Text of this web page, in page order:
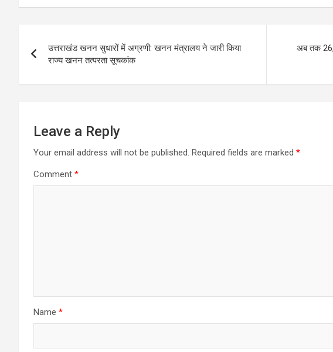
navigation
उत्तराखंड खनन सुधारों में अग्रणी: खनन मंत्रालय ने जारी किया
राज्य खनन तत्परता सूचकांक
अब तक
Leave a Reply
Your email address will not be published. Required fields are marked *
Comment *
Name *